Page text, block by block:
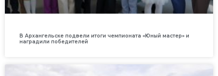
В Архангельске подвели итоги чемпионата «Юный мастер» и
наградили победителей